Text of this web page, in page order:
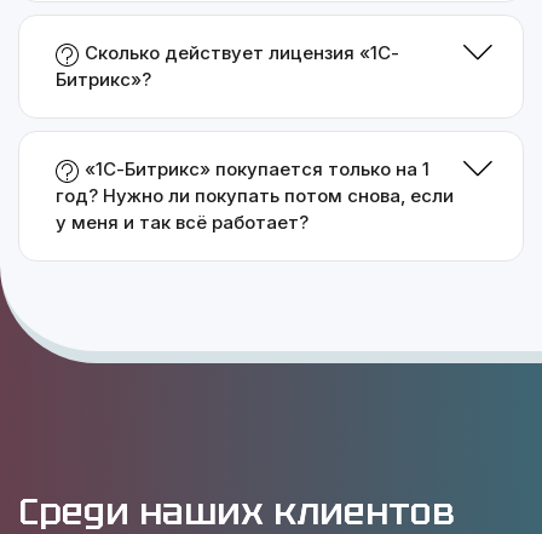
Сколько действует лицензия «1С-
Битрикс»?
«1С-Битрикс» покупается только на 1
год? Нужно ли покупать потом снова, если
у меня и так всё работает?
Среди наших клиентов